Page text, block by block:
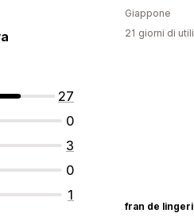
27
0
3
0
1
Giappone
21 giorni di